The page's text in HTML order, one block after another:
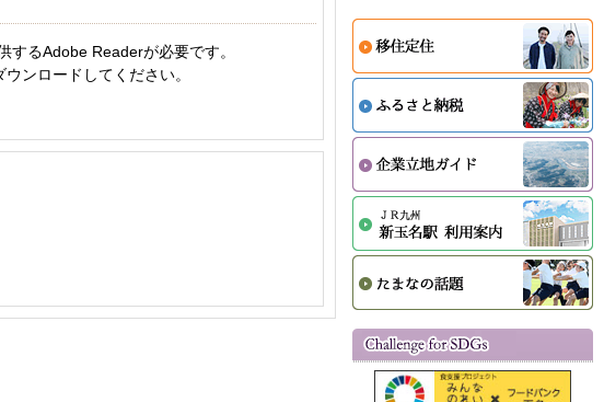
るAdobe Readerが必要です。
ンロードしてください。